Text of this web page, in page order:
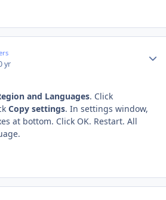
yr
and Languages. Click
Copy settings. In settings window,
at bottom. Click OK. Restart. All